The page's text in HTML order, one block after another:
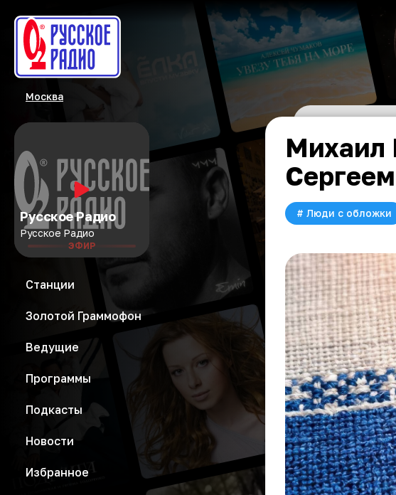
Москва
Русское Радио
Русское Радио
ЭФИР
Станции
Золотой Граммофон
Ведущие
Программы
Подкасты
Новости
Избранное
Михаил
# Люди с обложки